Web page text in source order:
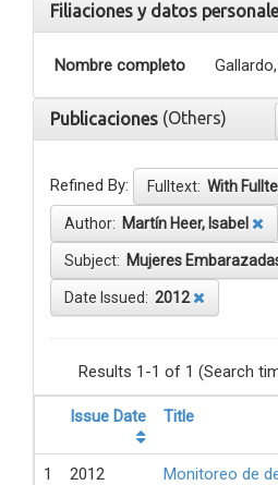
Filiaciones y datos
Nombre completo
Publicaciones (Others)
Refined By: Fulltext: With
Author: Martín Heer, Isabel
Subject: Mujeres
Date Issued: 2012
Results 1-1 of 1 (Search
Issue Date Title
1 2012 Monitoreo de